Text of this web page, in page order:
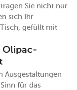
Sie nicht nur
sich Ihr
gefüllt mit
Olipac-
Ausgestaltungen
für das